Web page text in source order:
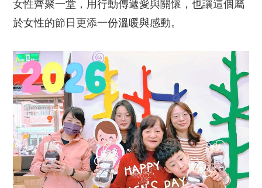
女性齊聚一堂，用行動傳遞愛與關懷，也讓這個屬
於女性的節日更添一份溫暖與感動。